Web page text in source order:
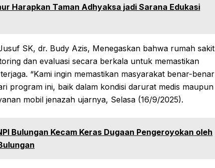
Harapkan Taman Adhyaksa jadi Sarana Edukasi
SK, dr. Budy Azis, Menegaskan bahwa rumah sakit
dan evaluasi secara berkala untuk memastikan
“Kami ingin memastikan masyarakat benar-benar
program ini, baik dalam kondisi darurat medis maupun
mobil jenazah ujarnya, Selasa (16/9/2025).
Bulungan Kecam Keras Dugaan Pengeroyokan oleh